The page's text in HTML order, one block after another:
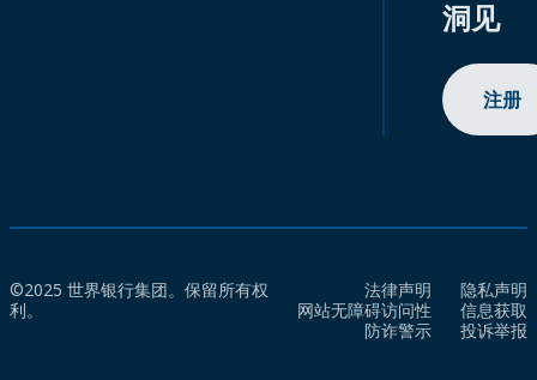
洞见
注册
©2025 世界银行集团。保留所有权
利。
法律声明
隐私声明
网站无障碍访问性
信息获取
防诈警示
投诉举报